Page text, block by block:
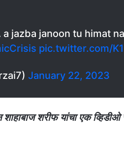
jazba janoon tu himat
pic.twitter.com/
January 22, 2023
शाहाबाज शरीफ यांचा एक